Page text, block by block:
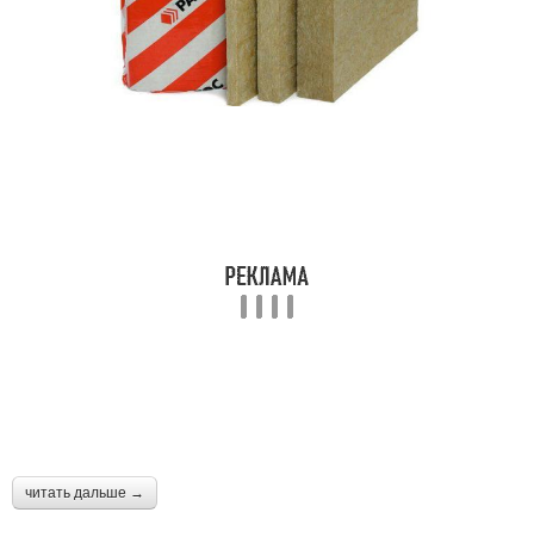
читать дальше →